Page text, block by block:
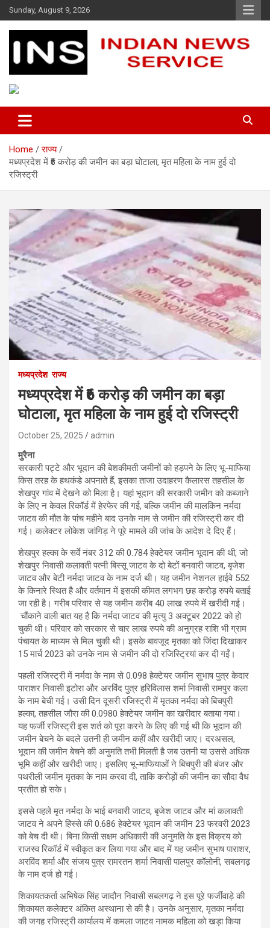
Skip
to
content
Sunday, August 9, 2026
Indian News Service
Home
राज्य
मध्यप्रदेश में ₹6 करोड़ की जमीन का बड़ा घोटाला, मृत महिला के नाम हुई दो
रजिस्ट्री
मध्यप्रदेश राज्य
मध्यप्रदेश में ₹6 करोड़ की जमीन का बड़ा
घोटाला, मृत महिला के नाम हुई दो रजिस्ट्री
October 25, 2025 admin
मुरैना
सरकारी पट्टे और भूदान की बेशकीमती जमीनों को हड़पने के लिए भू-माफिया
किस तरह के हथकंडे अपनाते हैं, इसका ताजा उदाहरण कैलारस तहसील के
शेखपुर गांव में देखने को मिला है। यहां भूदान की सरकारी जमीन को कब्जाने
के लिए न केवल रिकॉर्ड में हेरफेर की गई, बल्कि जमीन की मालकिन नर्मदा
जाटव की मौत के पांच महीने बाद उनके नाम से जमीन की रजिस्ट्री कर दी
गई। कलेक्टर लोकेश जांगिड़ ने पूरे मामले की जांच के आदेश दे दिए हैं।
शेखपुर हल्का के सर्वे नंबर 312 की 0.784 हेक्टेयर जमीन भूदान की थी, जो
शेखपुर निवासी कलावती पत्नी बिस्सू जाटव के दो बेटों बनवारी जाटव, बृजेश
जाटव और बेटी नर्मदा जाटव के नाम दर्ज थी। यह जमीन नेशनल हाईवे 552
के किनारे स्थित है और वर्तमान में इसकी कीमत लगभग छह करोड़ रुपये बताई
जा रही है। गरीब परिवार से यह जमीन करीब 40 लाख रुपये में खरीदी गई।
चौंकाने वाली बात यह है कि नर्मदा जाटव की मृत्यु 3 अक्टूबर 2022 को हो
चुकी थी। परिवार को सरकार से चार लाख रुपये की अनुग्रह राशि भी ग्राम
पंचायत के माध्यम से मिल चुकी थी। इसके बावजूद मृतका को जिंदा दिखाकर
15 मार्च 2023 को उनके नाम से जमीन की दो रजिस्ट्रियां कर दी गईं।
पहली रजिस्ट्री में नर्मदा के नाम से 0.098 हेक्टेयर जमीन सुभाष पुत्र केदार
पाराशर निवासी इटोरा और अरविंद पुत्र हरिविलास शर्मा निवासी रामपुर कला
के नाम बेची गई। उसी दिन दूसरी रजिस्ट्री में मृतका नर्मदा को बिचपुरी
हल्का, तहसील जौरा की 0.0980 हेक्टेयर जमीन का खरीदार बताया गया।
यह फर्जी रजिस्ट्री इस शर्त को पूरा करने के लिए की गई थी कि भूदान की
जमीन बेचने के बदले उतनी ही जमीन कहीं और खरीदी जाए। दरअसल,
भूदान की जमीन बेचने की अनुमति तभी मिलती है जब उतनी या उससे अधिक
भूमि कहीं और खरीदी जाए। इसलिए भू-माफियाओं ने बिचपुरी की बंजर और
पथरीली जमीन मृतका के नाम करवा दी, ताकि करोड़ों की जमीन का सौदा वैध
प्रतीत हो सके।
इससे पहले मृत नर्मदा के भाई बनवारी जाटव, बृजेश जाटव और मां कलावती
जाटव ने अपने हिस्से की 0.686 हेक्टेयर भूदान की जमीन 23 फरवरी 2023
को बेच दी थी। बिना किसी सक्षम अधिकारी की अनुमति के इस विक्रय को
राजस्व रिकॉर्ड में स्वीकृत कर लिया गया और बाद में यह जमीन सुभाष पाराशर,
अरविंद शर्मा और संजय पुत्र रामरतन शर्मा निवासी पालपुर कॉलोनी, सबलगढ़
के नाम दर्ज हो गई।
शिकायतकर्ता अभिषेक सिंह जादौन निवासी सबलगढ़ ने इस पूरे फर्जीवाड़े की
शिकायत कलेक्टर अंकित अस्थाना से की है। उनके अनुसार, मृतका नर्मदा
की जगह रजिस्ट्री कार्यालय में कमला जाटव नामक महिला को खड़ा किया